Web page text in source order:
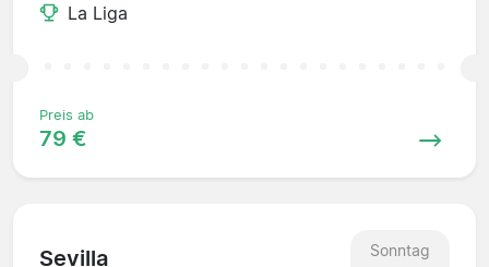
La Liga
Preis ab
79 €
Sevilla
Sonntag